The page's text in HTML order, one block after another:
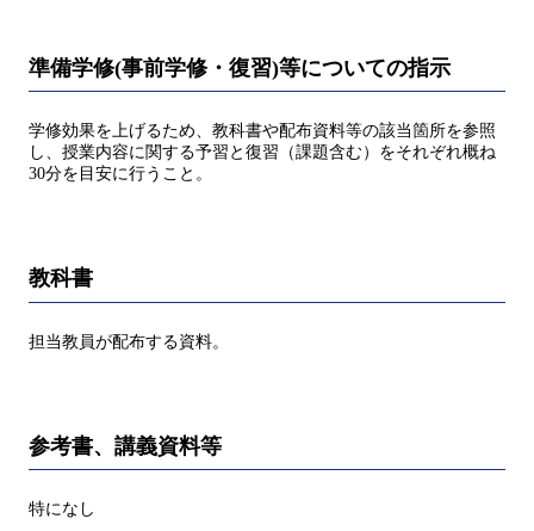
準備学修(事前学修・復習)等についての指示
学修効果を上げるため、教科書や配布資料等の該当箇所を参照
し、授業内容に関する予習と復習（課題含む）をそれぞれ概ね
30分を目安に行うこと。
教科書
担当教員が配布する資料。
参考書、講義資料等
特になし